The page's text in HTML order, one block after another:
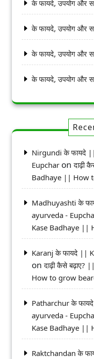
के फायदे, उपयोग और
के फायदे, उपयोग और
के फायदे, उपयोग और
के फायदे, उपयोग और
Nirgundi के फायदे
Eupchar onदाढ़ी
Badhaye || How
Madhuyashti के
ayurveda -
Kase Badhaye ||
Karanj के फायदे ||
onदाढ़ी कैसे
How to grow
Patharchur के
ayurveda -
Kase Badhaye ||
Raktchandan के